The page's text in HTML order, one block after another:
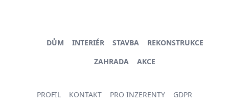
DŮM INTERIÉR STAVBA
REKONSTRUKCE
ZAHRADA
AKCE
PROFIL KONTAKT PRO INZERENTY GDPR